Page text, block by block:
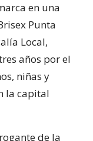
en una
Punta
Local,
años por el
niñas y
la capital
de la